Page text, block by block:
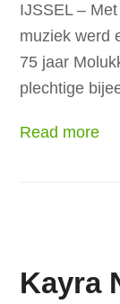
IJSSEL –
muziek werd
75 jaar
plechtige
Read more
Kayra